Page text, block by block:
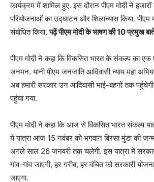
कार्यक्रम में शामिल हुए. इस दौरान पीएम मोदी ने
परियोजनाओं का उद्घाटन और शिलान्यास किया. पीएम
संबोधित किया.पढ़ें पीएम मोदी के भाषण की 10 प्रमुख
पीएम मोदी ने कहा कि विकसित भारत के संकल्प का
जनमन. यानी पीएम जनजाति आदिवासी न्याय महा
अब हमारी सरकार उन आदिवासी भाई-बहनों तक
पहुंचा गया.
पीएम मोदी ने कहा कि आज से विकसित भारत संकल्प
ये यात्रा आज 15 नवंबर को भगवान बिरसा मुंडा की
अगले साल 26 जनवरी तक चलेगी. इस यात्रा में
गांव-गांव जाएगी, हर गरीब, हर वंचित को सरकारी
जाएगा.